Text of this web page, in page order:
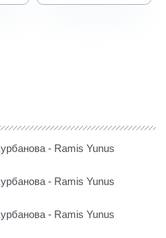
- Ramis Yunus
- Ramis Yunus
- Ramis Yunus